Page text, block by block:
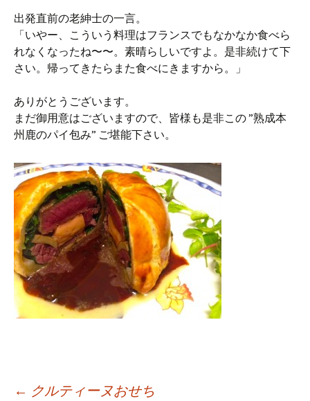
出発直前の老紳士の一言。
「いやー、こういう料理はフランスでもなかなか食べら
れなくなったね〜〜。素晴らしいですよ。是非続けて下
さい。帰ってきたらまた食べにきますから。」
ありがとうございます。
まだ御用意はございますので、皆様も是非この ”熟成本
州鹿のパイ包み” ご堪能下さい。
← クルティーヌおせち